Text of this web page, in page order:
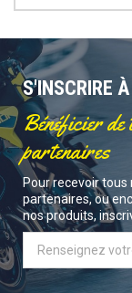
S'INSCRIRE
Bénéficier de
partenaires
Pour recevoir
partenaires, ou
nos produits,